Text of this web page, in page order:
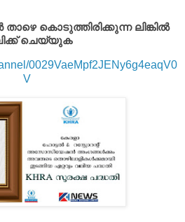
കൊടുത്തിരിക്കുന്ന ലിങ്കിൽ
ചെയ്യുക
0029VaeMpf2JENy6g4eaqV0
V